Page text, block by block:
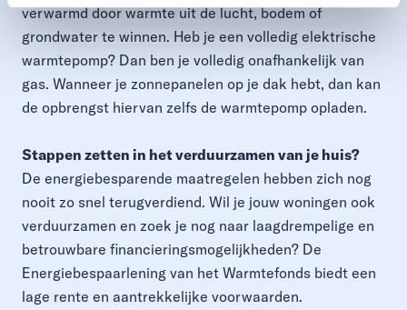
verwarmd door warmte uit de lucht, bodem of
grondwater te winnen. Heb je een volledig elektrische
warmtepomp? Dan ben je volledig onafhankelijk van
gas. Wanneer je zonnepanelen op je dak hebt, dan kan
de opbrengst hiervan zelfs de warmtepomp opladen.
Stappen zetten in het verduurzamen van je huis?
De energiebesparende maatregelen hebben zich nog
nooit zo snel terugverdiend. Wil je jouw woningen ook
verduurzamen en zoek je nog naar laagdrempelige en
betrouwbare financieringsmogelijkheden? De
Energiebespaarlening van het Warmtefonds biedt een
lage rente en aantrekkelijke voorwaarden.